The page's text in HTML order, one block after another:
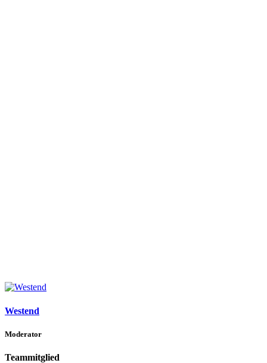
Westend
Moderator
Teammitglied